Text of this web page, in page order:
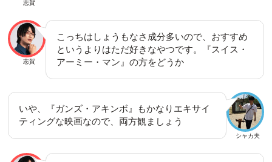
志賀
志賀
こっちはしょうもなさ成分多いので、おすすめ
というよりはただ好きなやつです。『スイス・
アーミー・マン』の方をどうか
シャカ夫
いや、『ガンズ・アキンボ』もかなりエキサイ
ティングな映画なので、両方観ましょう